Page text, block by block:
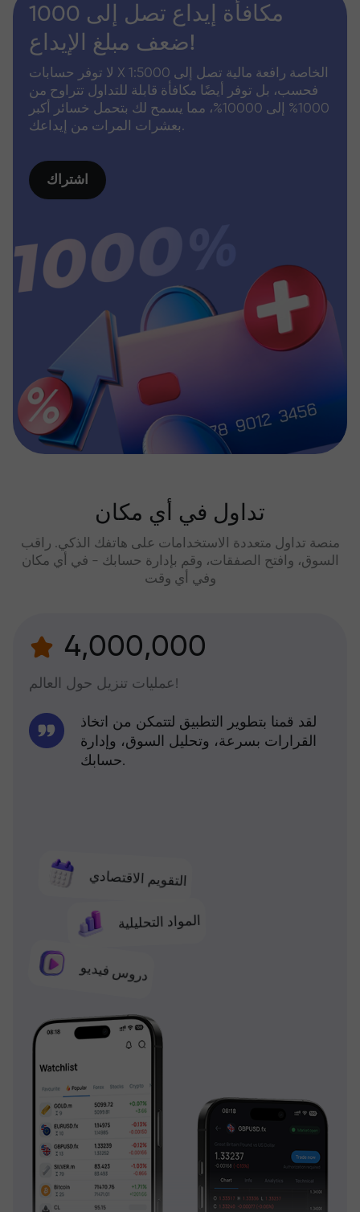
مكافأة إيداع تصل إلى 1000
ضعف مبلغ الإيداع!
لا توفر حسابات X الخاصة رافعة مالية تصل إلى 1:5000
فحسب، بل توفر أيضًا مكافأة قابلة للتداول تتراوح من
1000% إلى 10000%، مما يسمح لك بتحمل خسائر أكبر
بعشرات المرات من إيداعك.
اشتراك
تداول في أي مكان
منصة تداول متعددة الاستخدامات على هاتفك الذكي. راقب
السوق، وافتح الصفقات، وقم بإدارة حسابك - في أي مكان
وفي أي وقت
4,000,000
عمليات تنزيل حول العالم!
التقويم الاقتصادي
المواد التحليلية
دروس فيديو
لقد قمنا بتطوير التطبيق لتتمكن من اتخاذ
القرارات بسرعة، وتحليل السوق، وإدارة
حسابك.